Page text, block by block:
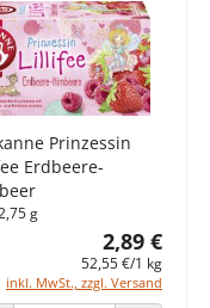
Prinzessin
Erdbeere-
g
2,89 €
52,55 €/1 kg
inkl. MwSt., zzgl. Versand